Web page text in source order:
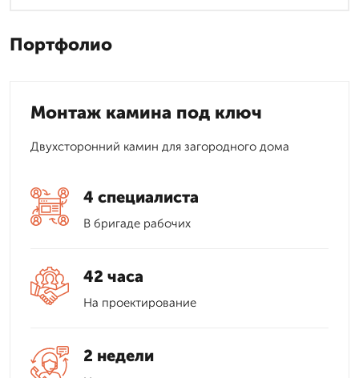
Портфолио
Монтаж камина под ключ
Двухсторонний камин для загородного дома
4 специалиста
В бригаде рабочих
42 часа
На проектирование
2 недели